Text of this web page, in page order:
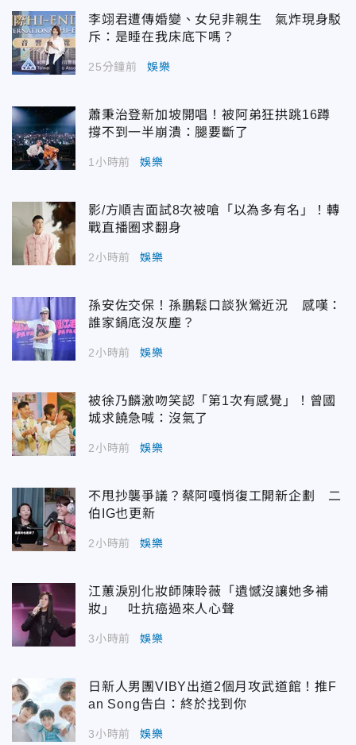
李翊君遭傳婚變、女兒非親生 氣炸現身駁
斥：是睡在我床底下嗎？
25分鐘前 娛樂
蕭秉治登新加坡開唱！被阿弟狂拱跳16蹲
撐不到一半崩潰：腿要斷了
1小時前 娛樂
影/方順吉面試8次被嗆「以為多有名」！轉
戰直播圈求翻身
2小時前 娛樂
孫安佐交保！孫鵬鬆口談狄鶯近況 感嘆：
誰家鍋底沒灰塵？
2小時前 娛樂
被徐乃麟激吻笑認「第1次有感覺」！曾國
城求饒急喊：沒氣了
2小時前 娛樂
不甩抄襲爭議？蔡阿嘎悄復工開新企劃 二
伯IG也更新
2小時前 娛樂
江蕙淚別化妝師陳聆薇「遺憾沒讓她多補
妝」 吐抗癌過來人心聲
3小時前 娛樂
日新人男團VIBY出道2個月攻武道館！推F
an Song告白：終於找到你
3小時前 娛樂